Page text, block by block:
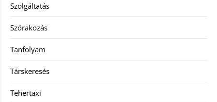
Szolgáltatás
Szórakozás
Tanfolyam
Társkeresés
Tehertaxi